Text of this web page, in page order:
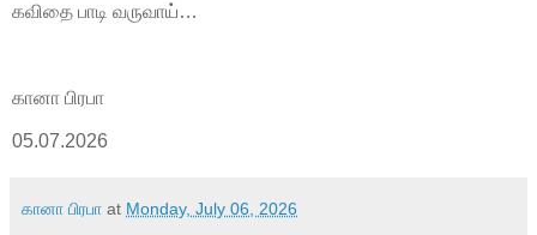
கவிதை பாடி வருவாய்…
கானா பிரபா
05.07.2026
கானா பிரபா at Monday, July 06, 2026